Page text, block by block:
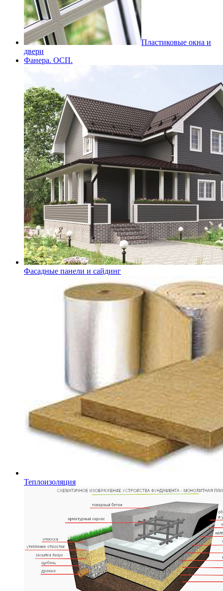
Пластиковые окна и
двери
Фанера. ОСП.
Фасадные панели и сайдинг
Теплоизоляция